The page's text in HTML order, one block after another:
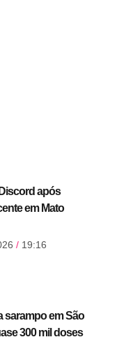
após
em Mato
19:16
sarampo em São
300 mil doses